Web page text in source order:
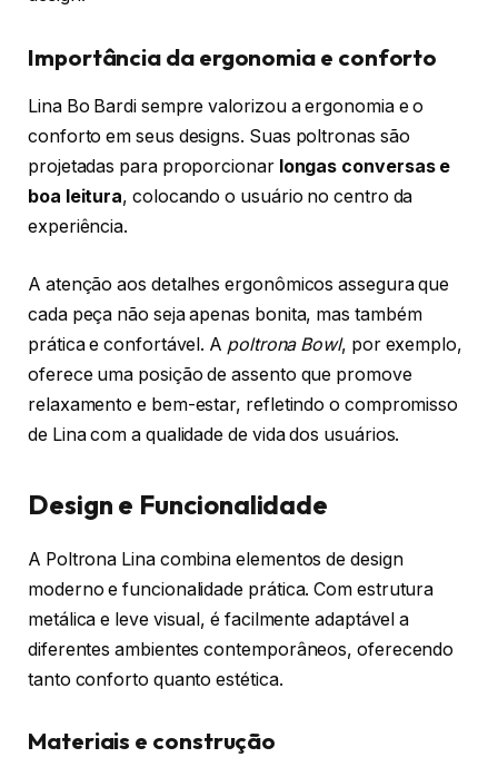
Importância da ergonomia e conforto
Lina Bo Bardi sempre valorizou a ergonomia e o
conforto em seus designs. Suas poltronas são
projetadas para proporcionar longas conversas e
boa leitura, colocando o usuário no centro da
experiência.
A atenção aos detalhes ergonômicos assegura que
cada peça não seja apenas bonita, mas também
prática e confortável. A poltrona Bowl, por exemplo,
oferece uma posição de assento que promove
relaxamento e bem-estar, refletindo o compromisso
de Lina com a qualidade de vida dos usuários.
Design e Funcionalidade
A Poltrona Lina combina elementos de design
moderno e funcionalidade prática. Com estrutura
metálica e leve visual, é facilmente adaptável a
diferentes ambientes contemporâneos, oferecendo
tanto conforto quanto estética.
Materiais e construção